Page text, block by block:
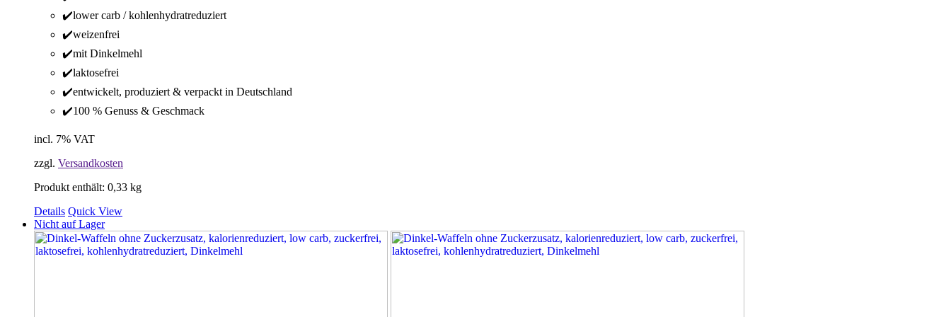
✔️lower carb / kohlenhydratreduziert
✔️weizenfrei
✔️mit Dinkelmehl
✔️laktosefrei
✔️entwickelt, produziert & verpackt in Deutschland
✔️100 % Genuss & Geschmack
incl. 7% VAT
zzgl. Versandkosten
Produkt enthält: 0,33 kg
Details Quick View
Nicht auf Lager